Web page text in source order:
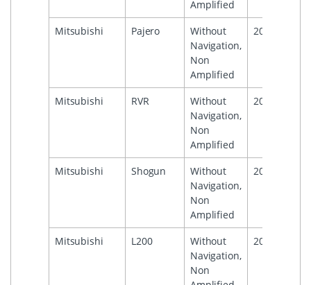
Amplified
Mitsubishi Pajero
Without
Navigation,
Non
Amplified
2007
Mitsubishi RVR
Without
Navigation,
Non
Amplified
2010
Mitsubishi Shogun
Without
Navigation,
Non
Amplified
2007
Mitsubishi L200
Without
Navigation,
Non
2015